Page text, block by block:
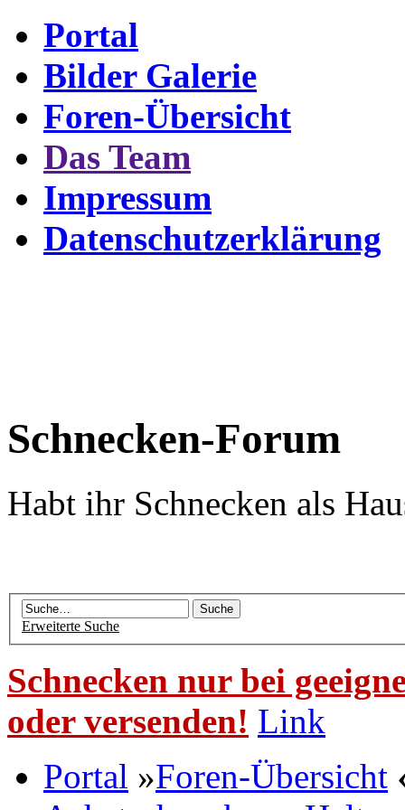
Portal
Bilder Galerie
Foren-Übersicht
Das Team
Impressum
Datenschutzerklärung
Schnecken-Forum
Habt ihr Schnecken als
Erweiterte Suche
Schnecken nur bei
oder versenden! Link
Portal »Foren-Übersicht